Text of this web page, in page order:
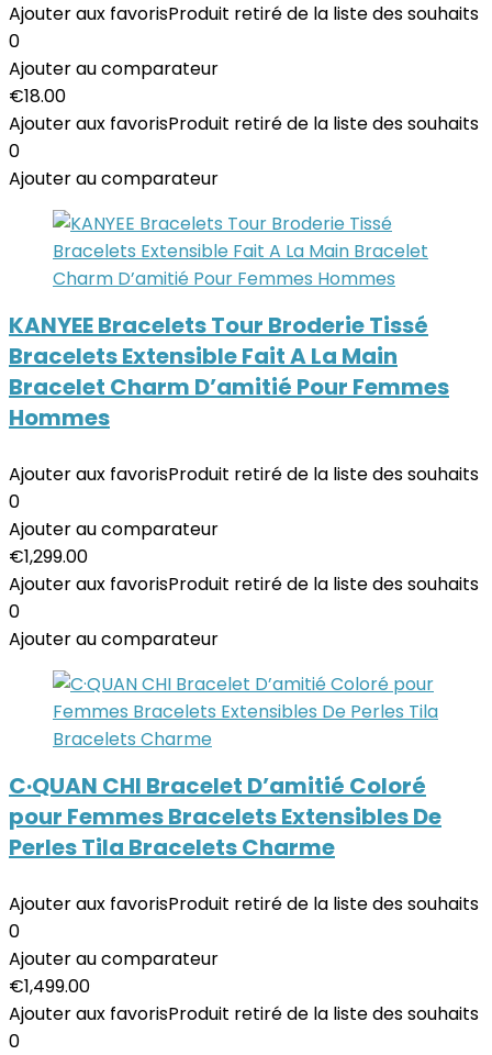
Ajouter aux favorisProduit retiré de la liste des souhaits
0
Ajouter au comparateur
€18.00
Ajouter aux favorisProduit retiré de la liste des souhaits
0
Ajouter au comparateur
KANYEE Bracelets Tour Broderie Tissé
Bracelets Extensible Fait A La Main
Bracelet Charm D’amitié Pour Femmes
Hommes
Ajouter aux favorisProduit retiré de la liste des souhaits
0
Ajouter au comparateur
€1,299.00
Ajouter aux favorisProduit retiré de la liste des souhaits
0
Ajouter au comparateur
C·QUAN CHI Bracelet D’amitié Coloré
pour Femmes Bracelets Extensibles De
Perles Tila Bracelets Charme
Ajouter aux favorisProduit retiré de la liste des souhaits
0
Ajouter au comparateur
€1,499.00
Ajouter aux favorisProduit retiré de la liste des souhaits
0